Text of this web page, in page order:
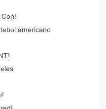
americano